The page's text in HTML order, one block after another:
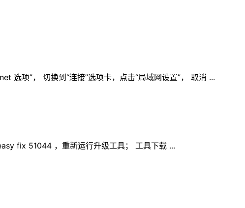
选项”， 切换到“连接”选项卡，点击“局域网设置”， 取消 ...
fix 51044 ，重新运行升级工具； 工具下载 ...